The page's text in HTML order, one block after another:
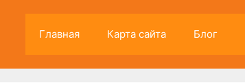
Главная Карта сайта Блог